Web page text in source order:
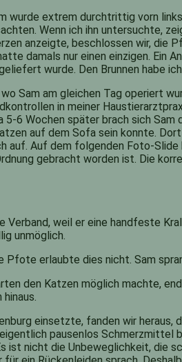
extrem durchtrittig vorn
Wenn ich ihn untersuchte,
anzeigte, beschlossen wir,
damals nur einen einzigen.
wurde. Den Brunnen habe
Sam am gleichen Tag operiert
in meiner
6 Wochen später brach sich
auf dem Sofa sein konnte.
auf. Auf dem folgenden Foto-
gebracht worden ist. Die
weil er eine handfeste
unmöglich.
erlaubte dies nicht. Sam
den Katzen möglich machte,
einsetzte, fanden wir
pausenlos Schmerzmittel
ist nicht die Unbeweglichkeit, die